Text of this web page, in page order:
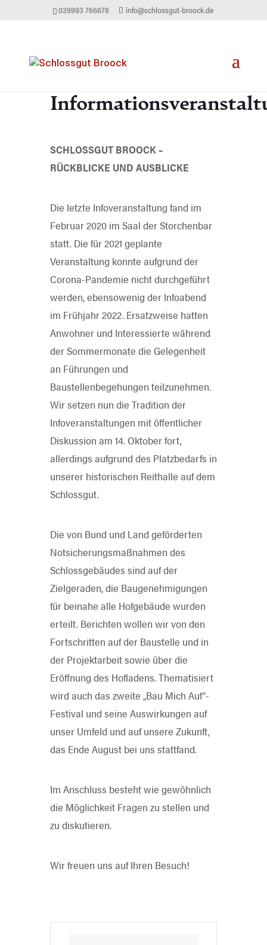
039993 766678 info@schlossgut-broock.de
SCHLOSSGUT BROOCK –
RÜCKBLICKE UND AUSBLICKE
Die letzte Infoveranstaltung fand im
Februar 2020 im Saal der Storchenbar
statt. Die für 2021 geplante
Veranstaltung konnte aufgrund der
Corona-Pandemie nicht durchgeführt
werden, ebensowenig der Infoabend
im Frühjahr 2022. Ersatzweise hatten
Anwohner und Interessierte während
der Sommermonate die Gelegenheit
an Führungen und
Baustellenbegehungen teilzunehmen.
Wir setzen nun die Tradition der
Infoveranstaltungen mit öffentlicher
Diskussion am 14. Oktober fort,
allerdings aufgrund des Platzbedarfs in
unserer historischen Reithalle auf dem
Schlossgut.
Die von Bund und Land geförderten
Notsicherungsmaßnahmen des
Schlossgebäudes sind auf der
Zielgeraden, die Baugenehmigungen
für beinahe alle Hofgebäude wurden
erteilt. Berichten wollen wir von den
Fortschritten auf der Baustelle und in
der Projektarbeit sowie über die
Eröffnung des Hofladens. Thematisiert
wird auch das zweite „Bau Mich Auf“-
Festival und seine Auswirkungen auf
unser Umfeld und auf unsere Zukunft,
das Ende August bei uns stattfand.
Im Anschluss besteht wie gewöhnlich
die Möglichkeit Fragen zu stellen und
zu diskutieren.
Wir freuen uns auf Ihren Besuch!